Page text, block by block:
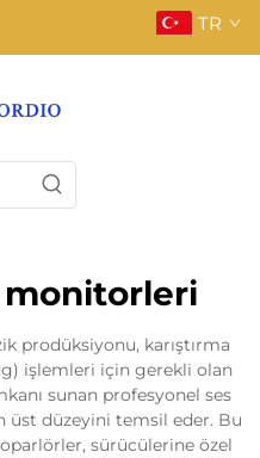
TR
prodüksiyonu, karıştırma
işlemleri için gerekli olan
sunan profesyonel ses
üst düzeyini temsil eder. Bu
sürücülerine özel